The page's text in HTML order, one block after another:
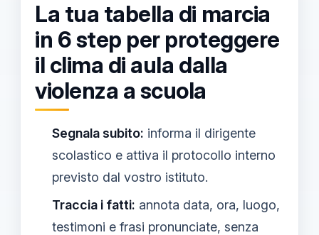
La tua tabella di marcia
in 6 step per proteggere
il clima di aula dalla
violenza a scuola
Segnala subito: informa il dirigente
scolastico e attiva il protocollo interno
previsto dal vostro istituto.
Traccia i fatti: annota data, ora, luogo,
testimoni e frasi pronunciate, senza